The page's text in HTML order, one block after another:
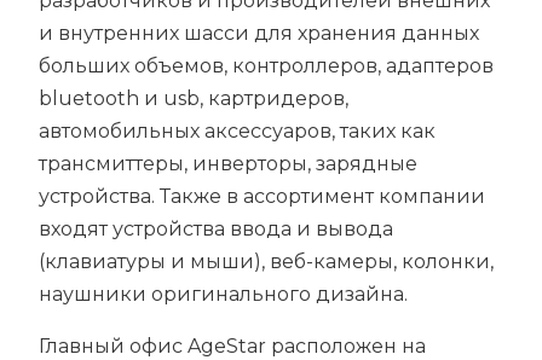
и внутренних шасси для хранения данных
больших объемов, контроллеров, адаптеров
bluetooth и usb, картридеров,
автомобильных аксессуаров, таких как
трансмиттеры, инверторы, зарядные
устройства. Также в ассортимент компании
входят устройства ввода и вывода
(клавиатуры и мыши), веб-камеры, колонки,
наушники оригинального дизайна.
Главный офис AgeStar расположен на